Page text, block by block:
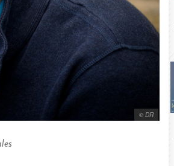
© DR